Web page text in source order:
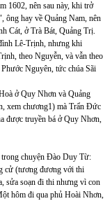
1602, nên sau này, khi trở
ông hay về Quảng Nam, nên
Cát, ở Trà Bát, Quảng Trị.
Lê-Trịnh, nhưng khi
theo Nguyễn, và vẫn theo
Nguyên, tức chúa Sãi
ở Quy Nhơn và Quảng
xem chương1) mà Trẩn Đức
được truyền bá ở Quy Nhơn,
chuyện Đào Duy Từ:
cử (tương đương với thi
sửa soạn đi thi nhưng vì con
hôm đi qua phủ Hoài Nhơn,